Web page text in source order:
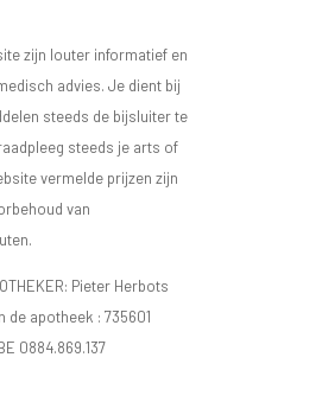
zijn louter informatief en
advies. Je dient bij
steeds de bijsluiter te
steeds je arts of
vermelde prijzen zijn
van
Pieter Herbots
de apotheek : 735601
0884.869.137